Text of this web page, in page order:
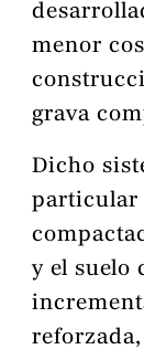
menor
grava
Dicho
particular
y el suelo